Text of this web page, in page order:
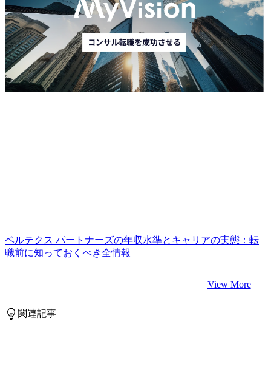
ベルテクス パートナーズの年収水準とキャリアの実態：転
職前に知っておくべき全情報
View More
関連記事